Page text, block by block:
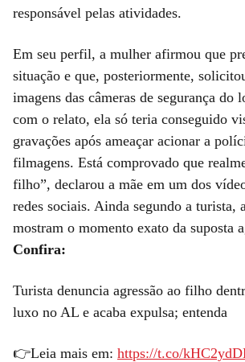
responsável pelas atividades.
Em seu perfil, a mulher afirmou que
situação e que, posteriormente,
imagens das câmeras de segurança do
com o relato, ela só teria conseguido
gravações após ameaçar acionar a
filmagens. Está comprovado que
filho”, declarou a mãe em um dos
redes sociais. Ainda segundo a turista,
mostram o momento exato da suposta
Confira:
Turista denuncia agressão ao filho
luxo no AL e acaba expulsa; entenda
👉Leia mais em: https://t.co/